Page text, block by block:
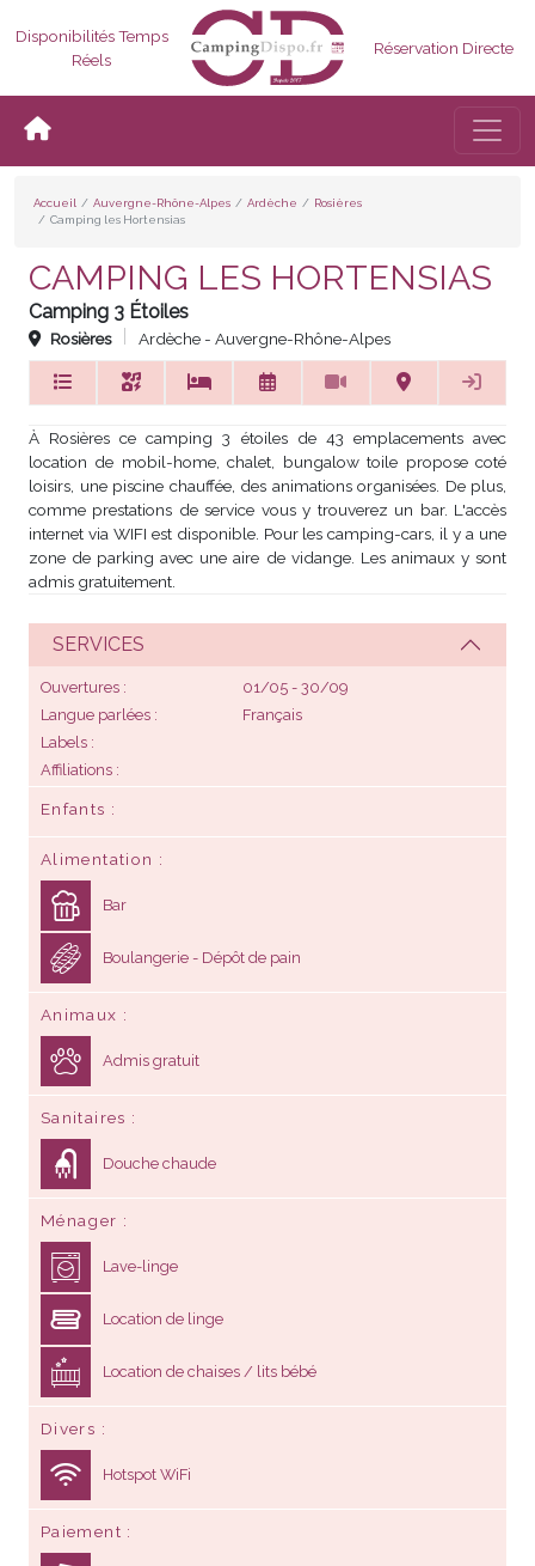
Disponibilités Temps
Réels
Réservation Directe
Accueil Auvergne-Rhône-Alpes Ardèche
Rosières
Camping les Hortensias
CAMPING LES HORTENSIAS
Camping 3 Étoiles
Rosières Ardèche - Auvergne-Rhône-Alpes
À Rosières ce camping 3 étoiles de 43 emplacements avec
location de mobil-home, chalet, bungalow toile propose coté
loisirs, une piscine chauffée, des animations organisées. De plus,
comme prestations de service vous y trouverez un bar. L'accès
internet via WIFI est disponible. Pour les camping-cars, il y a une
zone de parking avec une aire de vidange. Les animaux y sont
admis gratuitement.
SERVICES
Ouvertures
01/05 - 30/09
Langue parlées
Français
Labels
Affiliations
Enfants
Alimentation
Bar
Boulangerie - Dépôt de pain
Animaux
Admis gratuit
Sanitaires
Douche chaude
Ménager
Lave-linge
Location de linge
Location de chaises / lits bébé
Divers
Hotspot WiFi
Paiement